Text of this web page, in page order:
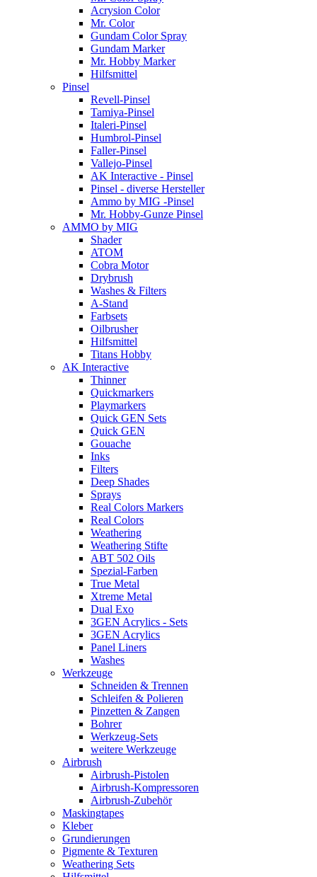
Acrysion Color
Mr. Color
Gundam Color Spray
Gundam Marker
Mr. Hobby Marker
Hilfsmittel
Pinsel
Revell-Pinsel
Tamiya-Pinsel
Italeri-Pinsel
Humbrol-Pinsel
Faller-Pinsel
Vallejo-Pinsel
AK Interactive - Pinsel
Pinsel - diverse Hersteller
Ammo by MIG -Pinsel
Mr. Hobby-Gunze Pinsel
AMMO by MIG
Shader
ATOM
Cobra Motor
Drybrush
Washes & Filters
A-Stand
Farbsets
Oilbrusher
Hilfsmittel
Titans Hobby
AK Interactive
Thinner
Quickmarkers
Playmarkers
Quick GEN Sets
Quick GEN
Gouache
Inks
Filters
Deep Shades
Sprays
Real Colors Markers
Real Colors
Weathering
Weathering Stifte
ABT 502 Oils
Spezial-Farben
True Metal
Xtreme Metal
Dual Exo
3GEN Acrylics - Sets
3GEN Acrylics
Panel Liners
Washes
Werkzeuge
Schneiden & Trennen
Schleifen & Polieren
Pinzetten & Zangen
Bohrer
Werkzeug-Sets
weitere Werkzeuge
Airbrush
Airbrush-Pistolen
Airbrush-Kompressoren
Airbrush-Zubehör
Maskingtapes
Kleber
Grundierungen
Pigmente & Texturen
Weathering Sets